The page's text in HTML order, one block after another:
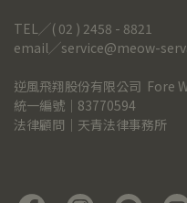
TEL╱( 02 ) 2458 - 8821
email╱service@meow-
逆風飛翔股份有限公司  Fore
統一編號｜83770594
法律顧問｜天青法律事務所